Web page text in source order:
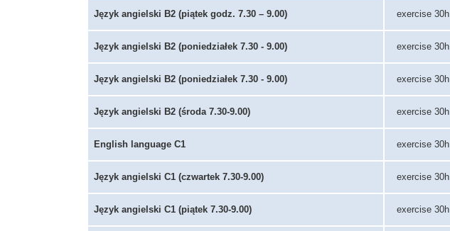
Język angielski B2 (piątek godz. 7.30 – 9.00) exercise 30h
Język angielski B2 (poniedziałek 7.30 - 9.00) exercise 30h
Język angielski B2 (poniedziałek 7.30 - 9.00) exercise 30h
Język angielski B2 (środa 7.30-9.00) exercise 30h
English language C1 exercise 30h
Język angielski C1 (czwartek 7.30-9.00) exercise 30h
Język angielski C1 (piątek 7.30-9.00) exercise 30h